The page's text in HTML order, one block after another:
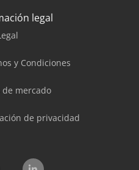
legal
y Condiciones
de mercado
de privacidad